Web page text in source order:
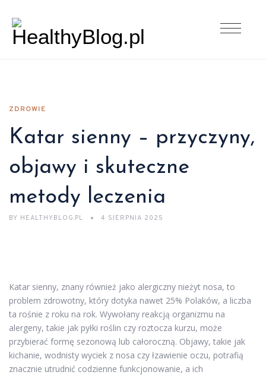
ZDROWIE
Katar sienny – przyczyny,
objawy i skuteczne
metody leczenia
BY HEALTHYBLOG.PL 4 SIERPNIA 2025
Katar sienny, znany również jako alergiczny nieżyt nosa, to
problem zdrowotny, który dotyka nawet 25% Polaków, a liczba
ta rośnie z roku na rok. Wywołany reakcją organizmu na
alergeny, takie jak pyłki roślin czy roztocza kurzu, może
przybierać formę sezonową lub całoroczną. Objawy, takie jak
kichanie, wodnisty wyciek z nosa czy łzawienie oczu, potrafią
znacznie utrudnić codzienne funkcjonowanie, a ich